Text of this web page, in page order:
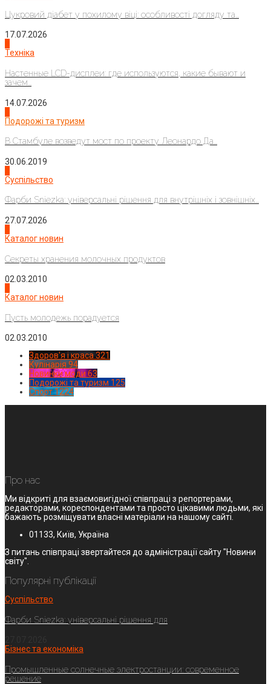
Цукровий діабет у похилому віці: особливості догляду та...
17.07.2026
Техніка
Настенные LCD-дисплеи: где используются, какие бывают и
зачем...
14.07.2026
Подорожі та туризм
В Стамбуле возведут мост по проекту Леонардо Да...
30.06.2019
Суспільство
Фарби Sniezka: універсальні рішення для внутрішніх і зовнішніх...
27.07.2026
Каталог новин
Секреты хранения молочных продуктов
02.03.2010
Каталог новин
Пусть молодежь порадуется
02.03.2010
Здоров'я і краса321
Кулінарія 94
Новинки моди 63
Подорожі та туризм 125
Спорт1224
Про нас
Ми відкриті для взаємовигідної співпраці з репортерами,
редакторами, кореспондентами та просто цікавими людьми, які
бажають розміщувати власні матеріали на нашому сайті.
01133, Київ, Україна
З питань співпраці звертайтеся до адміністрації сайту "Новини
світу".
Популярні публікації
Суспільство
Фарби Sniezka: універсальні рішення для
Бізнес та економіка
Промышленные солнечные электростанции: современное
решение